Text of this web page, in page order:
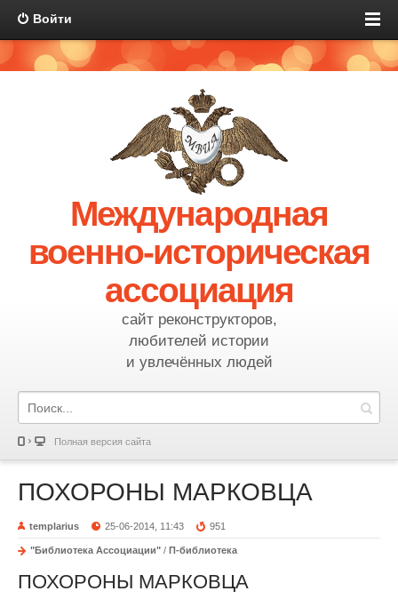
Войти
Международная
военно-историческая
ассоциация
сайт реконструкторов,
любителей истории
и увлечённых людей
Полная версия сайта
ПОХОРОНЫ МАРКОВЦА
templarius 25-06-2014, 11:43 951
"Библиотека Ассоциации" / П-библиотека
ПОХОРОНЫ МАРКОВЦА